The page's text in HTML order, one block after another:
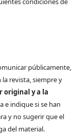
públicamente,
revista, siempre y
original y a la
e indique si se han
y no sugerir que el
del material.